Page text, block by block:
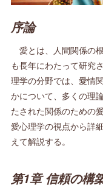
序論
愛とは、人間関係の
も長年にわたって研究
理学の分野では、愛情
かについて、多くの理
たされた関係のための
愛心理学の視点から詳
えて解説する。
第1章 信頼の構